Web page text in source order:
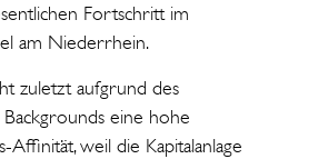
Fortschritt im
am Niederrhein.
zuletzt aufgrund des
eine hohe
Affinität, weil die Kapitalanlage